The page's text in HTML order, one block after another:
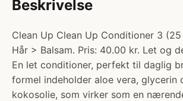
Beskrivelse
Clean Up Clean Up Conditioner 3
Hår > Balsam. Pris: 40.00 kr. Let og
En let conditioner, perfekt til daglig
formel indeholder aloe vera, glycerin
kokosolie, som virker som en